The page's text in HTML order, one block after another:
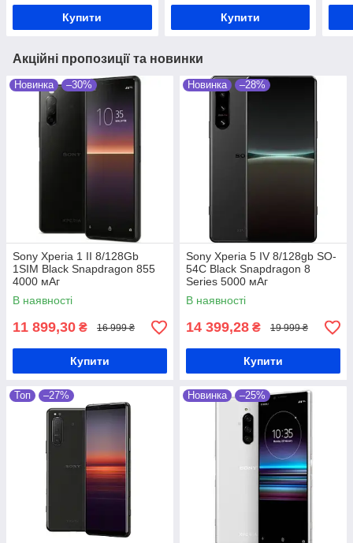
Купити Купити
Акційні пропозиції та новинки
Новинка –30%
Sony Xperia 1 II 8/128Gb
1SIM Black Snapdragon 855
4000 мАг
В наявності
11 899,30 ₴ 16 999 ₴
Купити
Новинка –28%
Sony Xperia 5 IV 8/128gb SO-
54C Black Snapdragon 8
Series 5000 мАг
В наявності
14 399,28 ₴ 19 999 ₴
Купити
Топ –27% Новинка –25%